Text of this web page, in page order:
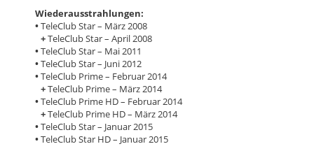
Wiederausstrahlungen:
•TeleClub Star – März 2008
+TeleClub Star – April 2008
•TeleClub Star – Mai 2011
•TeleClub Star – Juni 2012
•TeleClub Prime – Februar 2014
+TeleClub Prime – März 2014
•TeleClub Prime HD – Februar 2014
+TeleClub Prime HD – März 2014
•TeleClub Star – Januar 2015
•TeleClub Star HD – Januar 2015